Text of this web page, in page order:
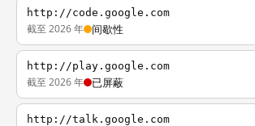
http://code.google.com
截至 2026 年 间歇性
http://play.google.com
截至 2026 年 已屏蔽
http://talk.google.com